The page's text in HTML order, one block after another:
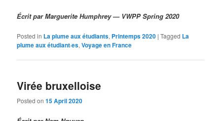
Écrit par Marguerite Humphrey — VWPP Spring 2020
Posted in La plume aux étudiants, Printemps 2020 |Tagged La
plume aux étudiant·es,Voyage en France
Virée bruxelloise
Posted on15 April 2020